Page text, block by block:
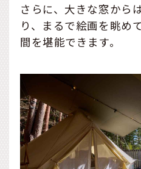
さらに、大きな窓から
り、まるで絵画を眺め
間を堪能できます。